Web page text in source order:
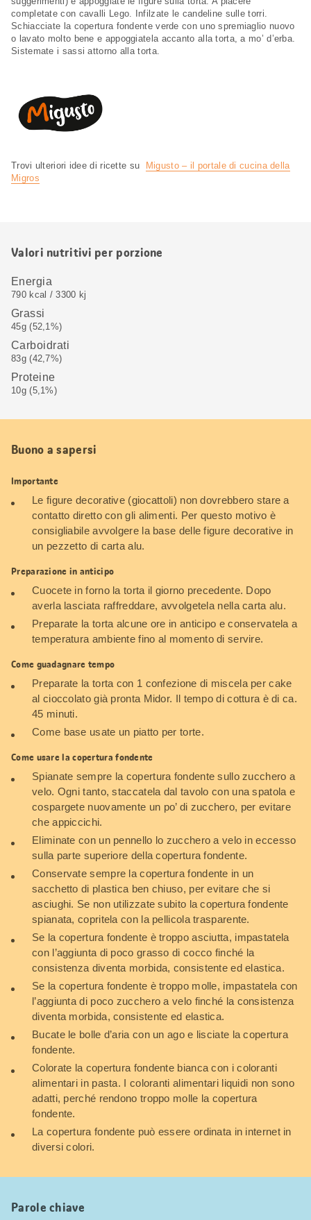
completate con cavalli Lego. Infilzate le candeline sulle torri.
Schiacciate la copertura fondente verde con uno spremiaglio nuovo
o lavato molto bene e appoggiatela accanto alla torta, a mo’ d’erba.
Sistemate i sassi attorno alla torta.
Trovi ulteriori idee di ricette su
Migusto – il portale di cucina della
Migros
Valori nutritivi per porzione
Energia
790 kcal / 3300 kj
Grassi
45g (52,1%)
Carboidrati
83g (42,7%)
Proteine
10g (5,1%)
Buono a sapersi
Importante
Le figure decorative (giocattoli) non dovrebbero stare a
contatto diretto con gli alimenti. Per questo motivo è
consigliabile avvolgere la base delle figure decorative in
un pezzetto di carta alu.
Preparazione in anticipo
Cuocete in forno la torta il giorno precedente. Dopo
averla lasciata raffreddare, avvolgetela nella carta alu.
Preparate la torta alcune ore in anticipo e conservatela a
temperatura ambiente fino al momento di servire.
Come guadagnare tempo
Preparate la torta con 1 confezione di miscela per cake
al cioccolato già pronta Midor. Il tempo di cottura è di ca.
45 minuti.
Come base usate un piatto per torte.
Come usare la copertura fondente
Spianate sempre la copertura fondente sullo zucchero a
velo. Ogni tanto, staccatela dal tavolo con una spatola e
cospargete nuovamente un po’ di zucchero, per evitare
che appiccichi.
Eliminate con un pennello lo zucchero a velo in eccesso
sulla parte superiore della copertura fondente.
Conservate sempre la copertura fondente in un
sacchetto di plastica ben chiuso, per evitare che si
asciughi. Se non utilizzate subito la copertura fondente
spianata, copritela con la pellicola trasparente.
Se la copertura fondente è troppo asciutta, impastatela
con l’aggiunta di poco grasso di cocco finché la
consistenza diventa morbida, consistente ed elastica.
Se la copertura fondente è troppo molle, impastatela con
l’aggiunta di poco zucchero a velo finché la consistenza
diventa morbida, consistente ed elastica.
Bucate le bolle d’aria con un ago e lisciate la copertura
fondente.
Colorate la copertura fondente bianca con i coloranti
alimentari in pasta. I coloranti alimentari liquidi non sono
adatti, perché rendono troppo molle la copertura
fondente.
La copertura fondente può essere ordinata in internet in
diversi colori.
Parole chiave